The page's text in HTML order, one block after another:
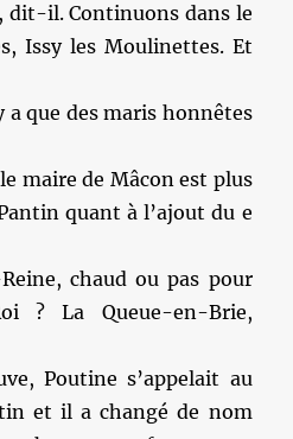
dit-il. Continuons dans le
Issy les Moulinettes. Et
a que des maris honnêtes
maire de Mâcon est plus
quant à l’ajout du e
chaud ou pas pour
? La Queue-en-Brie,
Poutine s’appelait au
et il a changé de nom